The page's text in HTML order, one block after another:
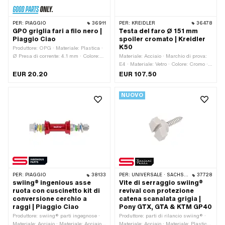
PER: PIAGGIO 36911
GPO griglia fari a filo nero |
Piaggio Ciao
Produttore: OPG · Materiale: Plastica ·
Ø Presa di corrente: 4.1 mm · Colore:
90 mm · Profondità: 15 mm ·
EUR 20.20
PER: KREIDLER 36478
Testa del faro Ø 151 mm
spoiler cromato | Kreidler
K50
Materiale: Acciaio · Marchio di prova:
E4 · Materiale: Vetro · Colore: Cromo ·
Ø esterno: 151 mm · Altezza: 76 mm ·
montaggio: Viti · Numero di punti di
EUR 107.50
PER: PIAGGIO 38133
swiing® ingenious asse
ruota con cuscinetto kit di
conversione cerchio a
raggi | Piaggio Ciao
Produttore: swiing® parti ingegnose ·
NUOVO
PER: UNIVERSALE · SACHS · PONY / CILO (BETA 521 E 512) 37728
Vite di serraggio swiing®
revival con protezione
catena scanalata grigia |
Pony GTX, GTA & KTM GP40
Produttore: parti di rilancio swiing® ·